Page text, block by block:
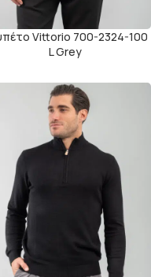
Vittorio 700-2324-100
L Grey